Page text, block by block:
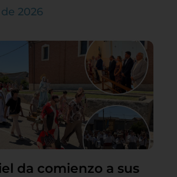
2026
da comienzo a sus